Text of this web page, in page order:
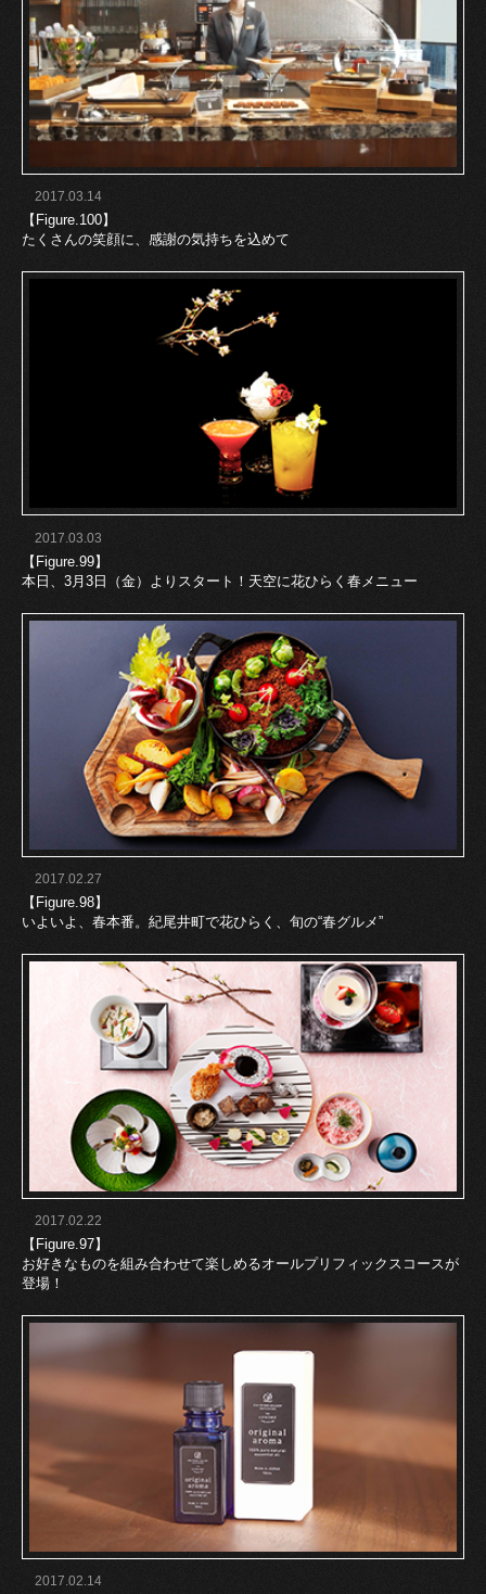
2017.03.14
【Figure.100】
たくさんの笑顔に、感謝の気持ちを込めて
2017.03.03
【Figure.99】
本日、3月3日（金）よりスタート！天空に花ひらく春メニュー
2017.02.27
【Figure.98】
いよいよ、春本番。紀尾井町で花ひらく、旬の“春グルメ”
2017.02.22
【Figure.97】
お好きなものを組み合わせて楽しめるオールプリフィックスコースが
登場！
2017.02.14